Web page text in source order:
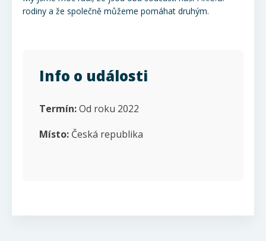
rodiny a že společně můžeme pomáhat druhým.
Info o události
Termín:Od roku 2022
Místo: Česká republika